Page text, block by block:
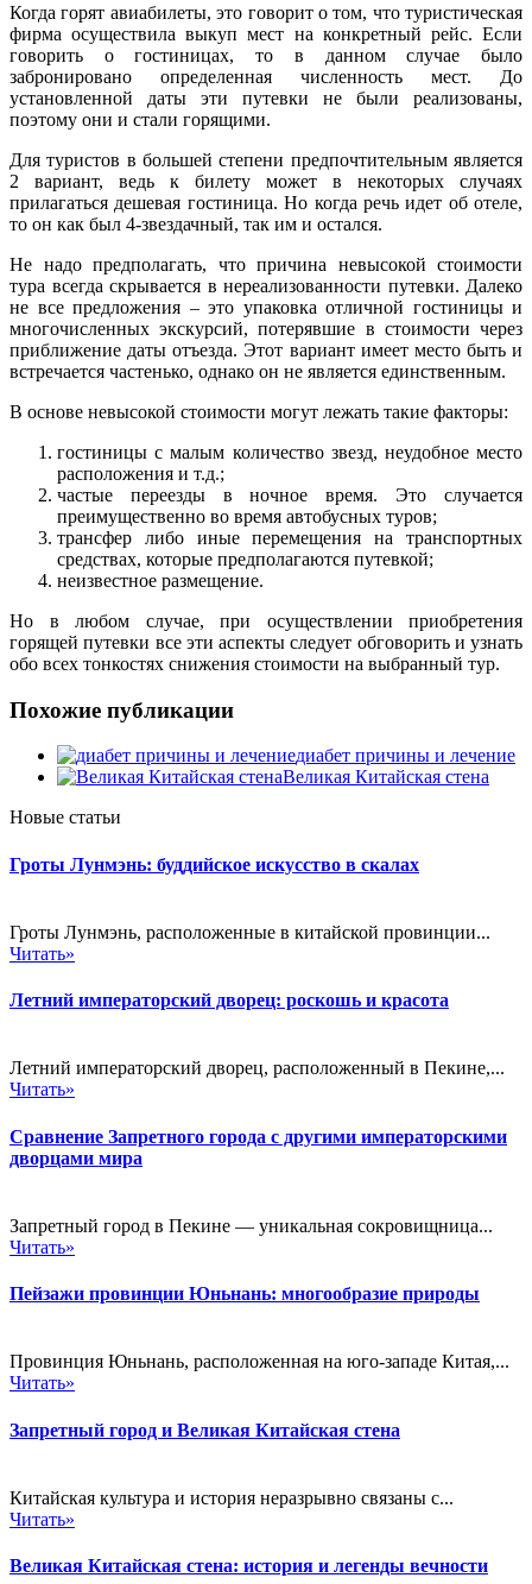
Когда горят авиабилеты, это говорит о том, что туристическая
фирма осуществила выкуп мест на конкретный рейс. Если
говорить о гостиницах, то в данном случае было
забронировано определенная численность мест. До
установленной даты эти путевки не были реализованы,
поэтому они и стали горящими.
Для туристов в большей степени предпочтительным является
2 вариант, ведь к билету может в некоторых случаях
прилагаться дешевая гостиница. Но когда речь идет об отеле,
то он как был 4-звездачный, так им и остался.
Не надо предполагать, что причина невысокой стоимости
тура всегда скрывается в нереализованности путевки. Далеко
не все предложения – это упаковка отличной гостиницы и
многочисленных экскурсий, потерявшие в стоимости через
приближение даты отъезда. Этот вариант имеет место быть и
встречается частенько, однако он не является единственным.
В основе невысокой стоимости могут лежать такие факторы:
гостиницы с малым количество звезд, неудобное место
расположения и т.д.;
частые переезды в ночное время. Это случается
преимущественно во время автобусных туров;
трансфер либо иные перемещения на транспортных
средствах, которые предполагаются путевкой;
неизвестное размещение.
Но в любом случае, при осуществлении приобретения
горящей путевки все эти аспекты следует обговорить и узнать
обо всех тонкостях снижения стоимости на выбранный тур.
Похожие публикации
диабет причины и лечение
Великая Китайская стена
Новые статьи
Гроты Лунмэнь: буддийское искусство в скалах
Гроты Лунмэнь, расположенные в китайской провинции...
Читать»
Летний императорский дворец: роскошь и красота
Летний императорский дворец, расположенный в Пекине,...
Читать»
Сравнение Запретного города с другими императорскими
дворцами мира
Запретный город в Пекине — уникальная сокровищница...
Читать»
Пейзажи провинции Юньнань: многообразие природы
Провинция Юньнань, расположенная на юго-западе Китая,...
Читать»
Запретный город и Великая Китайская стена
Китайская культура и история неразрывно связаны с...
Читать»
Великая Китайская стена: история и легенды вечности